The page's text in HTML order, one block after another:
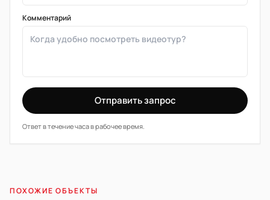
Комментарий
Отправить запрос
Ответ в течение часа в рабочее время.
ПОХОЖИЕ ОБЪЕКТЫ